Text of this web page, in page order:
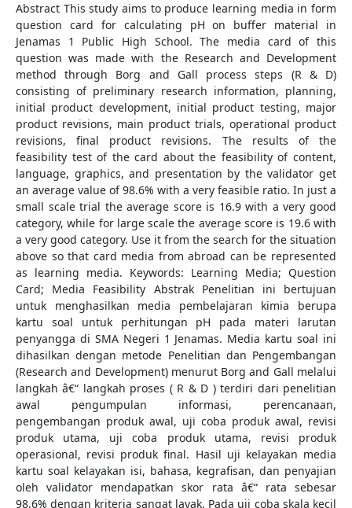
Abstract This study aims to produce learning media in form
question card for calculating pH on buffer material in
Jenamas 1 Public High School. The media card of this
question was made with the Research and Development
method through Borg and Gall process steps (R & D)
consisting of preliminary research information, planning,
initial product development, initial product testing, major
product revisions, main product trials, operational product
revisions, final product revisions. The results of the
feasibility test of the card about the feasibility of content,
language, graphics, and presentation by the validator get
an average value of 98.6% with a very feasible ratio. In just a
small scale trial the average score is 16.9 with a very good
category, while for large scale the average score is 19.6 with
a very good category. Use it from the search for the situation
above so that card media from abroad can be represented
as learning media. Keywords: Learning Media; Question
Card; Media Feasibility Abstrak Penelitian ini bertujuan
untuk menghasilkan media pembelajaran kimia berupa
kartu soal untuk perhitungan pH pada materi larutan
penyangga di SMA Negeri 1 Jenamas. Media kartu soal ini
dihasilkan dengan metode Penelitian dan Pengembangan
(Research and Development) menurut Borg and Gall melalui
langkah â€“ langkah proses ( R & D ) terdiri dari penelitian
awal pengumpulan informasi, perencanaan,
pengembangan produk awal, uji coba produk awal, revisi
produk utama, uji coba produk utama, revisi produk
operasional, revisi produk final. Hasil uji kelayakan media
kartu soal kelayakan isi, bahasa, kegrafisan, dan penyajian
oleh validator mendapatkan skor rata â€“ rata sebesar
98,6% dengan kriteria sangat layak. Pada uji coba skala kecil